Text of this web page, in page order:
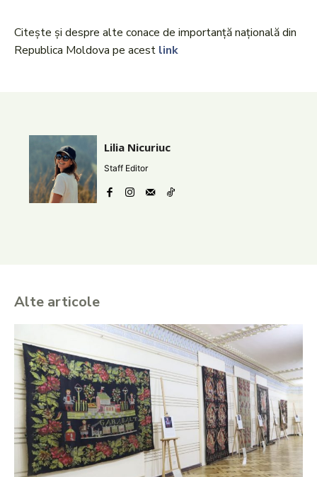
Citește și despre alte conace de importanță națională din
Republica Moldova pe acest link
Lilia Nicuriuc
Staff Editor
Alte articole